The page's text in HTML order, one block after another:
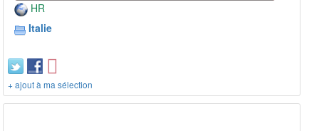
HR
Italie
+ ajout à ma sélection